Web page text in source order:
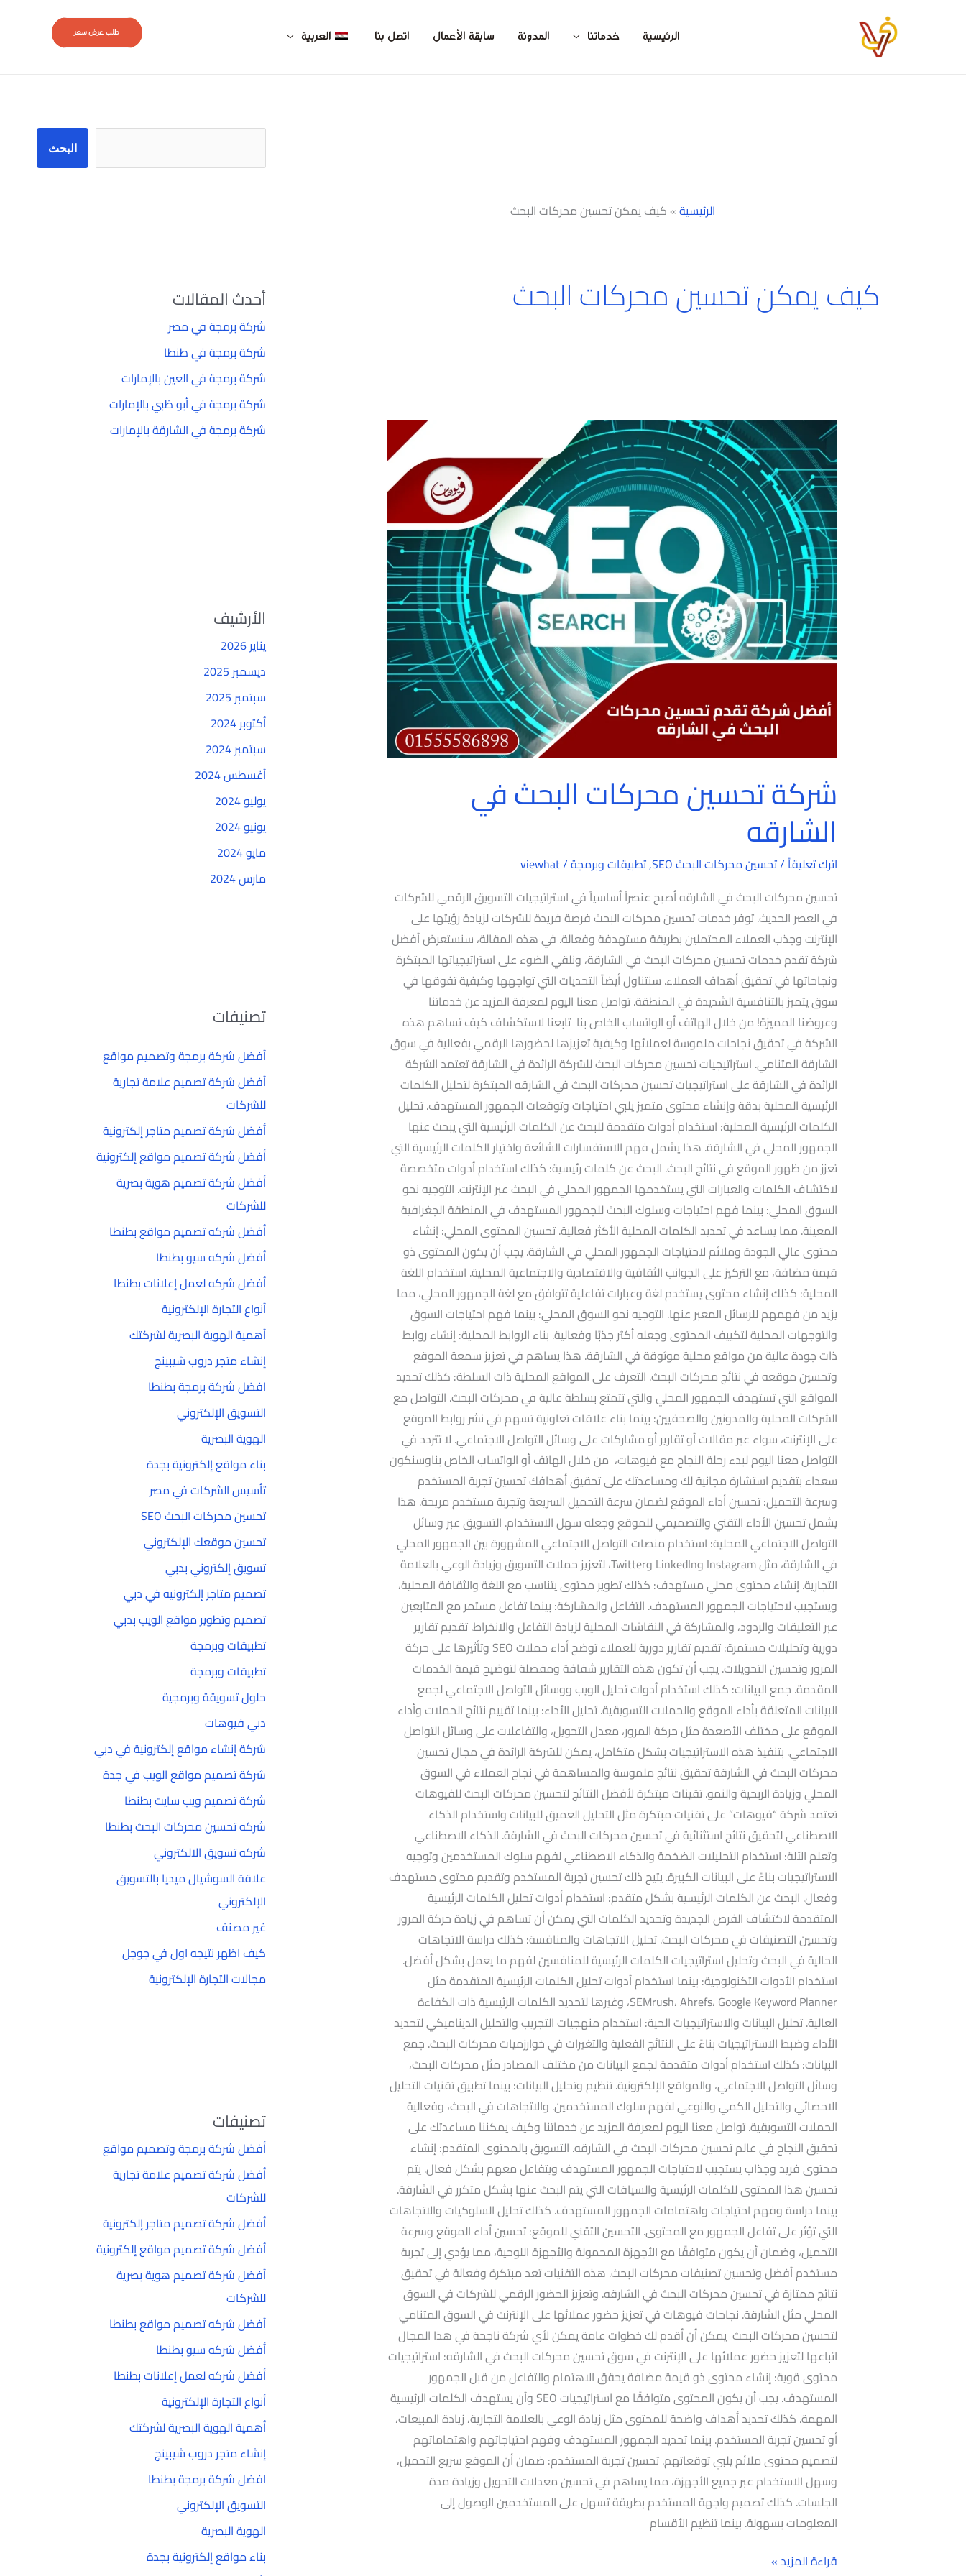
الرئيسية خدماتنا المدونة سابقة الأعمال اتصل بنا العربية طلب عرض سعر
الرئيسية» كيف يمكن تحسين محركات البحث
كيف يمكن تحسين محركات البحث
شركة تحسين محركات البحث في
الشارقه
اترك تعليقاً/تحسين محركات البحث SEO ,تطبيقات وبرمجة/
viewhat
تحسين محركات البحث في الشارقه أصبح عنصراً أساسياً في استراتيجيات التسويق الرقمي للشركات
في العصر الحديث. توفر خدمات تحسين محركات البحث فرصة فريدة للشركات لزيادة رؤيتها على
الإنترنت وجذب العملاء المحتملين بطريقة مستهدفة وفعالة. في هذه المقالة، سنستعرض أفضل
شركة تقدم خدمات تحسين محركات البحث في الشارقة، ونلقي الضوء على استراتيجياتها المبتكرة
ونجاحاتها في تحقيق أهداف العملاء. سنتناول أيضاً التحديات التي تواجهها وكيفية تفوقها في
سوق يتميز بالتنافسية الشديدة في المنطقة. تواصل معنا اليوم لمعرفة المزيد عن خدماتنا
وعروضنا المميزة! من خلال الهاتف أو الواتساب الخاص بنا تابعنا لاستكشاف كيف تساهم هذه
الشركة في تحقيق نجاحات ملموسة لعملائها وكيفية تعزيزها لحضورها الرقمي بفعالية في سوق
الشارقة المتنامي. استراتيجيات تحسين محركات البحث للشركة الرائدة في الشارقة تعتمد الشركة
الرائدة في الشارقة على استراتيجيات تحسين محركات البحث في الشارقه المبتكرة لتحليل الكلمات
الرئيسية المحلية بدقة وإنشاء محتوى متميز يلبي احتياجات وتوقعات الجمهور المستهدف. تحليل
الكلمات الرئيسية المحلية: استخدام أدوات متقدمة للبحث عن الكلمات الرئيسية التي يبحث عنها
الجمهور المحلي في الشارقة. هذا يشمل فهم الاستفسارات الشائعة واختيار الكلمات الرئيسية التي
تعزز من ظهور الموقع في نتائج البحث. البحث عن كلمات رئيسية: كذلك استخدام أدوات متخصصة
لاكتشاف الكلمات والعبارات التي يستخدمها الجمهور المحلي في البحث عبر الإنترنت. التوجيه نحو
السوق المحلي: بينما فهم احتياجات وسلوك البحث للجمهور المستهدف في المنطقة الجغرافية
المعينة. مما يساعد في تحديد الكلمات المحلية الأكثر فعالية. تحسين المحتوى المحلي: إنشاء
محتوى عالي الجودة وملائم لاحتياجات الجمهور المحلي في الشارقة. يجب أن يكون المحتوى ذو
قيمة مضافة، مع التركيز على الجوانب الثقافية والاقتصادية والاجتماعية المحلية. استخدام اللغة
المحلية: كذلك إنشاء محتوى يستخدم لغة وعبارات تفاعلية تتوافق مع لغة الجمهور المحلي، مما
يزيد من فهمهم للرسائل المعبر عنها. التوجيه نحو السوق المحلي: بينما فهم احتياجات السوق
والتوجهات المحلية لتكييف المحتوى وجعله أكثر جذبًا وفعالية. بناء الروابط المحلية: إنشاء روابط
ذات جودة عالية من مواقع محلية موثوقة في الشارقة. هذا يساهم في تعزيز سمعة الموقع
وتحسين موقعه في نتائج محركات البحث. التعرف على المواقع المحلية ذات السلطة: كذلك تحديد
المواقع التي تستهدف الجمهور المحلي والتي تتمتع بسلطة عالية في محركات البحث. التواصل مع
الشركات المحلية والمدونين والصحفيين: بينما بناء علاقات تعاونية تسهم في نشر روابط الموقع
على الإنترنت، سواء عبر مقالات أو تقارير أو مشاركات على وسائل التواصل الاجتماعي. لا تتردد في
التواصل معنا اليوم لبدء رحلة النجاح مع فيوهات، من خلال الهاتف أو الواتساب الخاص بناوسنكون
سعداء بتقديم استشارة مجانية لك ومساعدتك على تحقيق أهدافك تحسين تجربة المستخدم
وسرعة التحميل: تحسين أداء الموقع لضمان سرعة التحميل السريعة وتجربة مستخدم مريحة. هذا
يشمل تحسين الأداء التقني والتصميمي للموقع وجعله سهل الاستخدام. التسويق عبر وسائل
التواصل الاجتماعي المحلية: استخدام منصات التواصل الاجتماعي المشهورة بين الجمهور المحلي
في الشارقة، مثل Instagram وLinkedIn وTwitter، لتعزيز حملات التسويق وزيادة الوعي بالعلامة
التجارية. إنشاء محتوى محلي مستهدف: كذلك تطوير محتوى يتناسب مع اللغة والثقافة المحلية،
ويستجيب لاحتياجات الجمهور المستهدف. التفاعل والمشاركة: بينما تفاعل مستمر مع المتابعين
عبر التعليقات والردود، والمشاركة في النقاشات المحلية لزيادة التفاعل والانخراط. تقديم تقارير
دورية وتحليلات مستمرة: تقديم تقارير دورية للعملاء توضح أداء حملات SEO وتأثيرها على حركة
المرور وتحسين التحويلات. يجب أن تكون هذه التقارير شفافة ومفصلة لتوضيح قيمة الخدمات
المقدمة. جمع البيانات: كذلك استخدام أدوات تحليل الويب ووسائل التواصل الاجتماعي لجمع
البيانات المتعلقة بأداء الموقع والحملات التسويقية. تحليل الأداء: بينما تقييم نتائج الحملات وأداء
الموقع على مختلف الأصعدة مثل حركة المرور، معدل التحويل، والتفاعلات على وسائل التواصل
الاجتماعي. بتنفيذ هذه الاستراتيجيات بشكل متكامل، يمكن للشركة الرائدة في مجال تحسين
محركات البحث في الشارقة تحقيق نتائج ملموسة والمساهمة في نجاح العملاء في السوق
المحلي وزيادة الربحية والنمو. تقينات مبتكرة لأفضل النتائج لتحسين محركات البحث للفيوهات
تعتمد شركة “فيوهات” على تقنيات مبتكرة مثل التحليل العميق للبيانات واستخدام الذكاء
الاصطناعي لتحقيق نتائج استثنائية في تحسين محركات البحث في الشارقة. الذكاء الاصطناعي
وتعلم الآلة: استخدام التحليلات الضخمة والذكاء الاصطناعي لفهم سلوك المستخدمين وتوجيه
الاستراتيجيات بناءً على البيانات الكبيرة. يتيح ذلك تحسين تجربة المستخدم وتقديم محتوى مستهدف
وفعال. البحث عن الكلمات الرئيسية بشكل متقدم: استخدام أدوات تحليل الكلمات الرئيسية
المتقدمة لاكتشاف الفرص الجديدة وتحديد الكلمات التي يمكن أن تساهم في زيادة حركة المرور
وتحسين التصنيفات في محركات البحث. تحليل الاتجاهات والمنافسة: كذلك دراسة الاتجاهات
الحالية في البحث وتحليل استراتيجيات الكلمات الرئيسية للمنافسين لفهم ما يعمل بشكل أفضل.
استخدام الأدوات التكنولوجية: بينما استخدام أدوات تحليل الكلمات الرئيسية المتقدمة مثل
SEMrush، Ahrefs، Google Keyword Planner، وغيرها لتحديد الكلمات الرئيسية ذات الكفاءة
العالية. تحليل البيانات والاستراتيجيات الحية: استخدام منهجيات التجريب والتحليل الديناميكي لتحديد
الأداء وضبط الاستراتيجيات بناءً على النتائج الفعلية والتغيرات في خوارزميات محركات البحث. جمع
البيانات: كذلك استخدام أدوات متقدمة لجمع البيانات من مختلف المصادر مثل محركات البحث،
وسائل التواصل الاجتماعي، والمواقع الإلكترونية. تنظيم وتحليل البيانات: بينما تطبيق تقنيات التحليل
الاحصائي والتحليل الكمي والنوعي لفهم سلوك المستخدمين. والاتجاهات في البحث، وفعالية
الحملات التسويقية. تواصل معنا اليوم لمعرفة المزيد عن خدماتنا وكيف يمكننا مساعدتك على
تحقيق النجاح في عالم تحسين محركات البحث في الشارقه. التسويق بالمحتوى المتقدم: إنشاء
محتوى فريد وجذاب يستجيب لاحتياجات الجمهور المستهدف ويتفاعل معهم بشكل فعال. يتم
تحسين هذا المحتوى للكلمات الرئيسية والسياقات التي يتم البحث عنها بشكل متكرر في الشارقة.
بينما دراسة وفهم احتياجات واهتمامات الجمهور المستهدف. كذلك تحليل السلوكيات والاتجاهات
التي تؤثر على تفاعل الجمهور مع المحتوى. التحسين التقني للموقع: تحسين أداء الموقع وسرعة
التحميل، وضمان أن يكون متوافقًا مع الأجهزة المحمولة والأجهزة اللوحية، مما يؤدي إلى تجربة
مستخدم أفضل وتحسين تصنيفات محركات البحث. هذه التقنيات تعد مبتكرة وفعالة في تحقيق
نتائج ممتازة في تحسين محركات البحث في الشارقه. وتعزيز الحضور الرقمي للشركات في السوق
المحلي مثل الشارقة. نجاحات فيوهات في تعزيز حضور عملائها على الإنترنت في السوق المتنامي
لتحسين محركات البحث يمكن أن أقدم لك خطوات عامة يمكن لأي شركة ناجحة في هذا المجال
اتباعها لتعزيز حضور عملائها على الإنترنت في سوق تحسين محركات البحث في الشارقه: استراتيجيات
محتوى قوية: إنشاء محتوى ذو قيمة مضافة يحقق الاهتمام والتفاعل من قبل الجمهور
المستهدف. يجب أن يكون المحتوى متوافقًا مع استراتيجيات SEO وأن يستهدف الكلمات الرئيسية
المهمة. كذلك تحديد أهداف واضحة للمحتوى مثل زيادة الوعي بالعلامة التجارية، زيادة المبيعات،
أو تحسين تجربة المستخدم. بينما تحديد الجمهور المستهدف وفهم احتياجاتهم واهتماماتهم
لتصميم محتوى ملائم يلبي توقعاتهم. تحسين تجربة المستخدم: ضمان أن الموقع سريع التحميل،
وسهل الاستخدام عبر جميع الأجهزة، مما يساهم في تحسين معدلات التحويل وزيادة مدة
الجلسات. كذلك تصميم واجهة المستخدم بطريقة تسهل على المستخدمين الوصول إلى
المعلومات بسهولة. بينما تنظيم الأقسام
شركة
تحسين
محركات
البحث
في
الشارقه
قراءة المزيد »
البحث
أحدث المقالات
شركة برمجة في مصر
شركة برمجة في طنطا
شركة برمجة في العين بالإمارات
شركة برمجة في أبو ظبي بالإمارات
شركة برمجة في الشارقة بالإمارات
الأرشيف
يناير 2026
ديسمبر 2025
سبتمبر 2025
أكتوبر 2024
سبتمبر 2024
أغسطس 2024
يوليو 2024
يونيو 2024
مايو 2024
مارس 2024
تصنيفات
أفضل شركة برمجة وتصميم مواقع
أفضل شركة تصميم علامة تجارية
للشركات
أفضل شركة تصميم متاجر إلكترونية
أفضل شركة تصميم مواقع إلكترونية
أفضل شركة تصميم هوية بصرية
للشركات
أفضل شركه تصميم مواقع بطنطا
أفضل شركه سيو بطنطا
أفضل شركه لعمل إعلانات بطنطا
أنواع التجارة الإلكترونية
أهمية الهوية البصرية لشركتك
إنشاء متجر دروب شيبينج
افضل شركة برمجة بطنطا
التسويق الإلكتروني
الهوية البصرية
بناء مواقع إلكترونية بجدة
تأسيس الشركات في مصر
تحسين محركات البحث SEO
تحسين موقعك الإلكتروني
تسويق إلكتروني بدبي
تصميم متاجر إلكترونيه في دبي
تصميم وتطوير مواقع الويب بدبي
تطبيقات وبرمجة
تطبيقات وبرمجة
حلول تسويقة وبرمجية
دبي فيوهات
شركة إنشاء مواقع إلكترونية في دبي
شركة تصميم مواقع الويب في جدة
شركة تصميم ويب سايت بطنطا
شركه تحسين محركات البحث بطنطا
شركه تسويق الالكتروني
علاقة السوشيال ميديا بالتسويق
الإلكتروني
غير مصنف
كيف اظهر نتيجه اول في جوجل
مجالات التجارة الإلكترونية
تصنيفات
أفضل شركة برمجة وتصميم مواقع
أفضل شركة تصميم علامة تجارية
للشركات
أفضل شركة تصميم متاجر إلكترونية
أفضل شركة تصميم مواقع إلكترونية
أفضل شركة تصميم هوية بصرية
للشركات
أفضل شركه تصميم مواقع بطنطا
أفضل شركه سيو بطنطا
أفضل شركه لعمل إعلانات بطنطا
أنواع التجارة الإلكترونية
أهمية الهوية البصرية لشركتك
إنشاء متجر دروب شيبينج
افضل شركة برمجة بطنطا
التسويق الإلكتروني
الهوية البصرية
بناء مواقع إلكترونية بجدة